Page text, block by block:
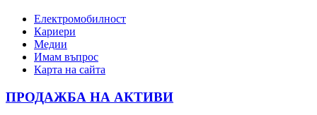
Електромобилност
Кариери
Медии
Имам въпрос
Карта на сайта
ПРОДАЖБА НА АКТИВИ